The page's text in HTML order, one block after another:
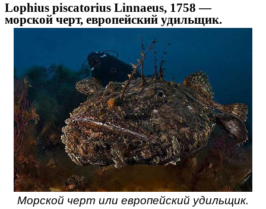
Lophius piscatorius Linnaeus, 1758 —
морской черт, европейский удильщик.
Морской черт или европейский удильщик.